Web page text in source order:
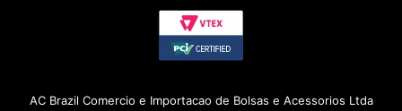
AC Brazil Comercio e Importacao de Bolsas e Acessorios Ltda